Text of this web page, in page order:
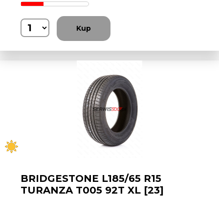
Kup
BRIDGESTONE L185/65 R15
TURANZA T005 92T XL [23]